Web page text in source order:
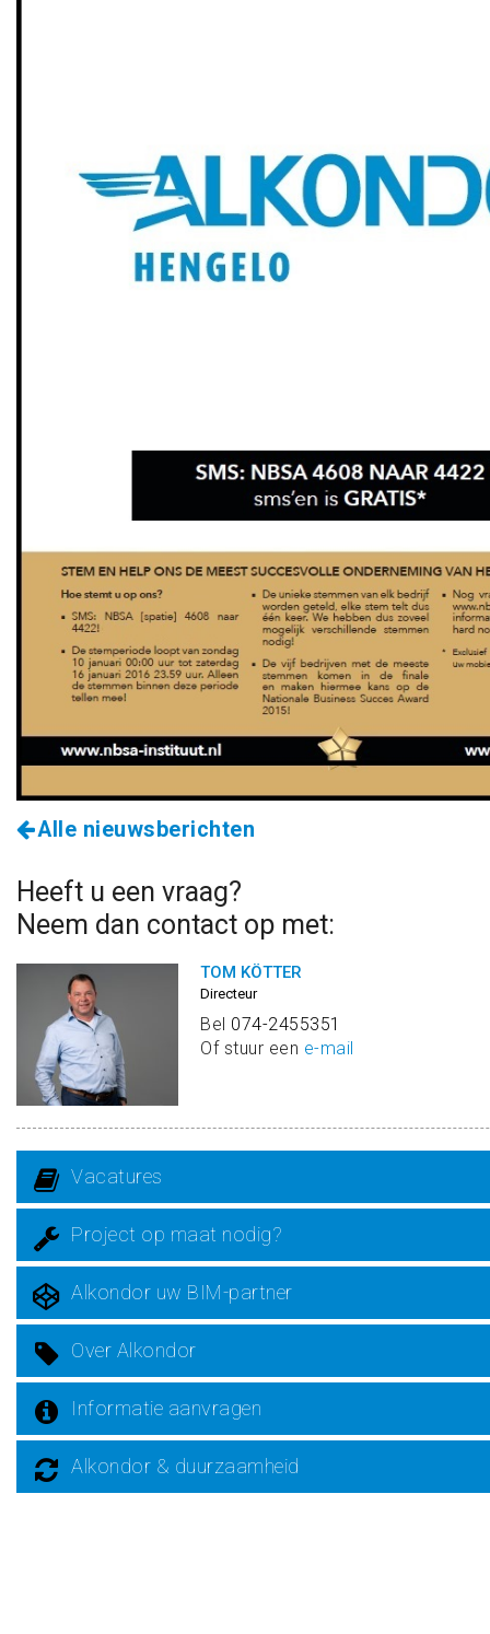
Alle nieuwsberichten
Heeft u een vraag?
Neem dan contact op met:
TOM KÖTTER
Directeur
Bel 074-2455351
Of stuur een e-mail
Vacatures
Project op maat nodig?
Alkondor uw BIM-partner
Over Alkondor
Informatie aanvragen
Alkondor & duurzaamheid